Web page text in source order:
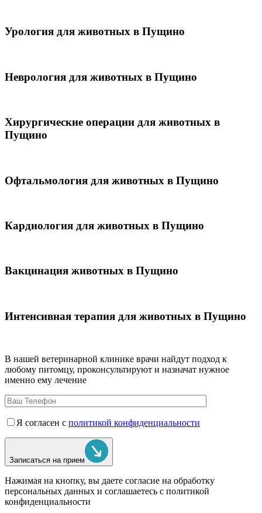
Урология для животных в Пущино
Неврология для животных в Пущино
Хирургические операции для животных в
Пущино
Офтальмология для животных в Пущино
Кардиология для животных в Пущино
Вакцинация животных в Пущино
Интенсивная терапия для животных в Пущино
В нашей ветеринарной клинике врачи найдут подход к
любому питомцу, проконсультируют и назначат нужное
именно ему лечение
Я согласен с политикой конфиденциальности
Записаться на прием
Нажимая на кнопку, вы даете согласие на обработку
персональных данных и соглашаетесь c политикой
конфиденциальности